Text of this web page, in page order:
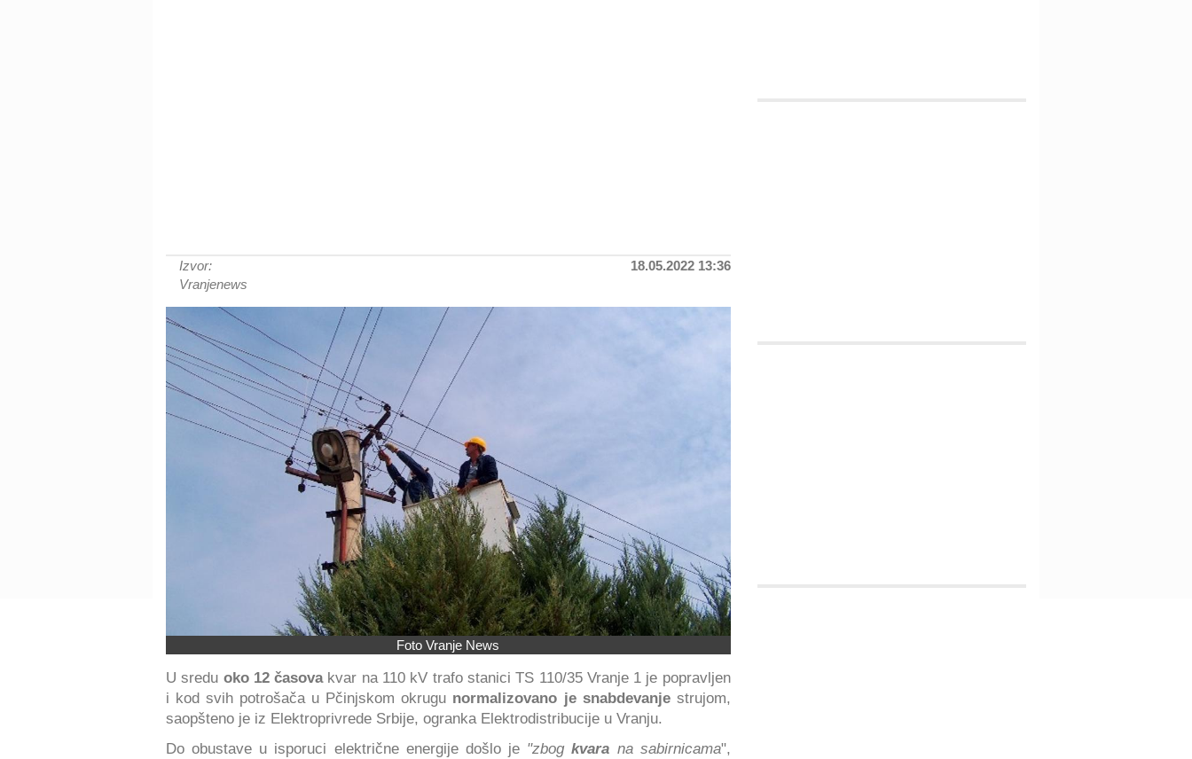
Izvor:
Vranjenews
18.05.2022 13:36
Foto Vranje News
U sredu oko 12 časovakvar na 110 kV trafo stanici TS 110/35 Vranje 1 je popravljen
i kod svih potrošača u Pčinjskom okrugu normalizovano je snabdevanje strujom,
saopšteno je iz Elektroprivrede Srbije, ogranka Elektrodistribucije u Vranju.
Do obustave u isporuci električne energije došlo je "zbogkvara na sabirnicama",